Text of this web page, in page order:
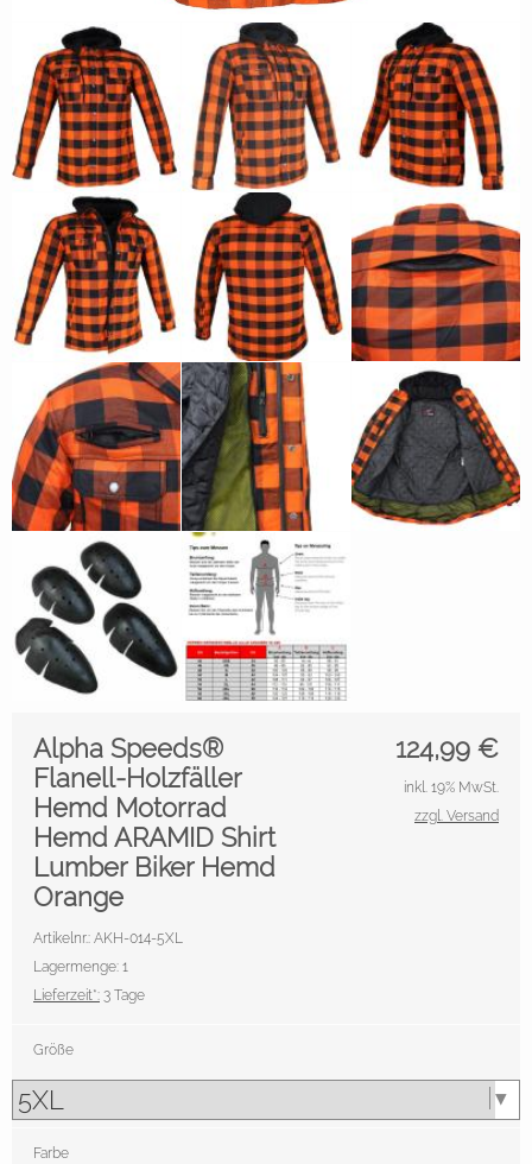
124,99 €
Alpha Speeds®
Flanell-Holzfäller
Hemd Motorrad
Hemd ARAMID Shirt
Lumber Biker Hemd
Orange
Artikelnr.: AKH-014-5XL
Lagermenge: 1
Lieferzeit*: 3 Tage
inkl. 19% MwSt.
zzgl. Versand
Größe
Farbe